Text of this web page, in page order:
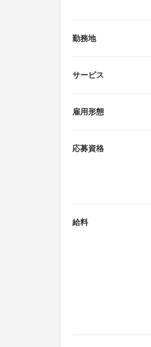
勤務地
サービス
雇用形態
応募資格
給料